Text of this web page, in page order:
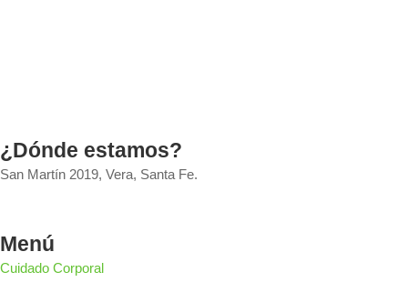
¿Dónde estamos?
San Martín 2019, Vera, Santa Fe.
Menú
Cuidado Corporal